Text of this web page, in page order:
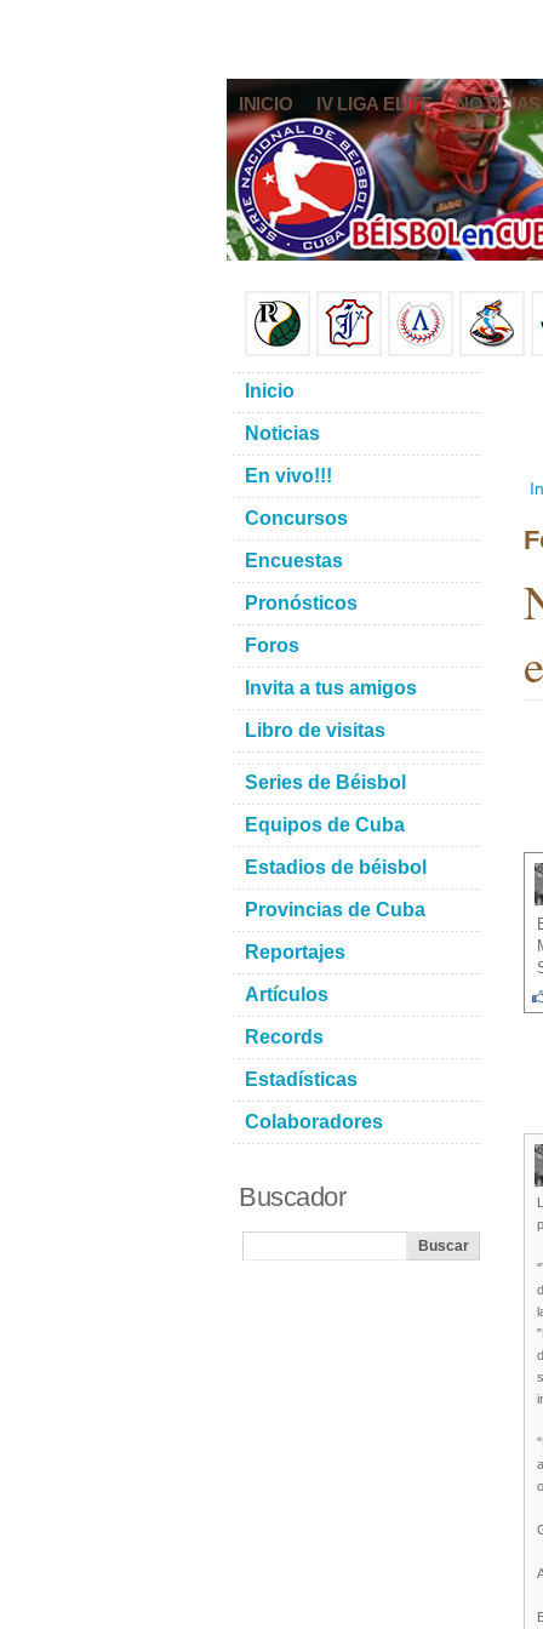
INICIO IV LIGA ELITE NOTICIAS
Inicio
Noticias
En vivo!!!
Concursos
Encuestas
Pronósticos
Foros
Invita a tus amigos
Libro de visitas
Series de Béisbol
Equipos de Cuba
Estadios de béisbol
Provincias de Cuba
Reportajes
Artículos
Records
Estadísticas
Colaboradores
Buscador